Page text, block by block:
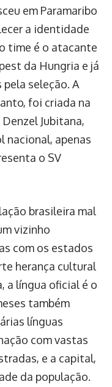
em Paramaribo
a identidade
time é o atacante
da Hungria e já
seleção. A
foi criada na
Jubitana,
nacional, apenas
o SV
brasileira mal
vizinho
com os estados
herança cultural
a língua oficial é o
também
línguas
com vastas
e a capital,
da população.